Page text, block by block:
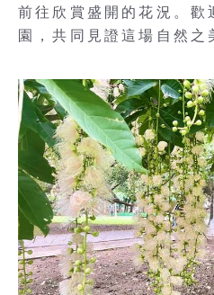
前往欣賞盛開的花況。歡
園，共同見證這場自然之